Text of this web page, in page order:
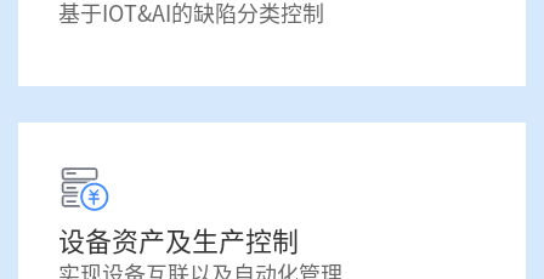
基于IOT&AI的缺陷分类控制
设备资产及生产控制
实现设备互联以及自动化管理